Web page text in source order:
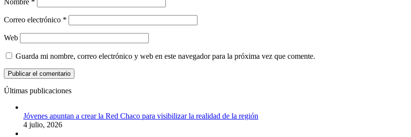
Correo electrónico *
Web
Guarda mi nombre, correo electrónico y web en este navegador para la próxima vez que comente.
Últimas publicaciones
Jóvenes apuntan a crear la Red Chaco para visibilizar la realidad de la región
4 julio, 2026